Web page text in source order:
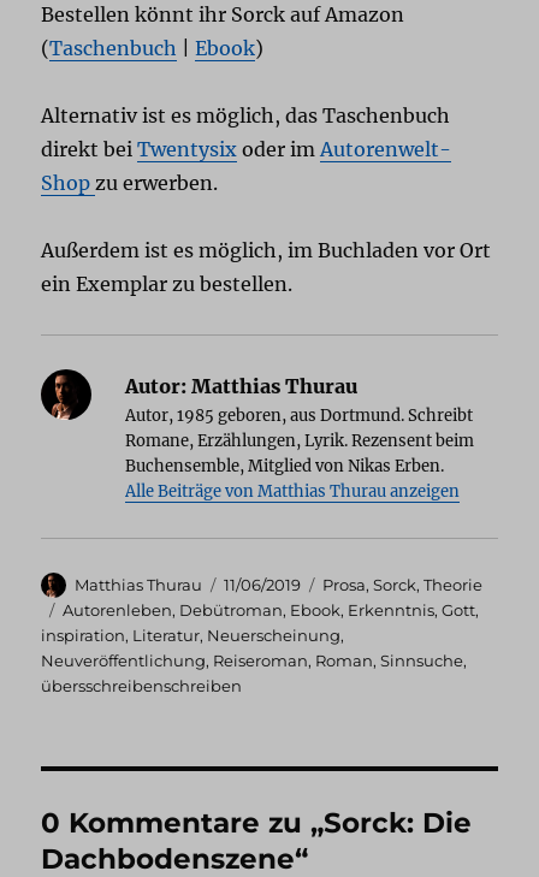
Bestellen könnt ihr Sorck auf Amazon
(Taschenbuch |Ebook)
Alternativ ist es möglich, das Taschenbuch
direkt beiTwentysix oder im Autorenwelt-
Shop zu erwerben.
Außerdem ist es möglich, im Buchladen vor Ort
ein Exemplar zu bestellen.
Autor: Matthias Thurau
Autor, 1985 geboren, aus Dortmund. Schreibt
Romane, Erzählungen, Lyrik. Rezensent beim
Buchensemble, Mitglied von Nikas Erben.
Alle Beiträge von Matthias Thurau anzeigen
Autor
Matthias Thurau
Veröffentlicht
am
11/06/2019 Kategorien
Prosa,Sorck,Theorie
Schlagwörter
Autorenleben, Debütroman, Ebook, Erkenntnis,Gott,
inspiration, Literatur, Neuerscheinung,
Neuveröffentlichung, Reiseroman, Roman,Sinnsuche,
übersschreibenschreiben
0 Kommentare zu „Sorck: Die
Dachbodenszene“